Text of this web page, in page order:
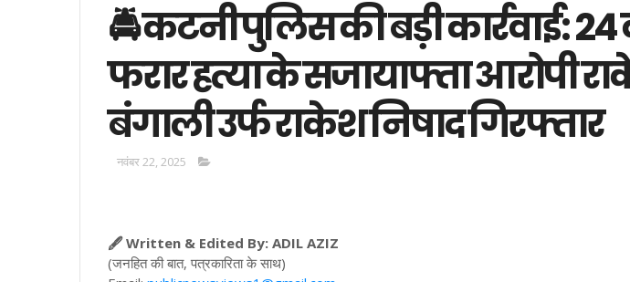
🚔 कटनी पुलिस की बड़ी कार्रवाई: 24
फरार हत्या के सजायाफ्ता आरोपी
बंगाली उर्फ राकेश निषाद गिरफ्तार
नवंबर 22, 2025
🖋️ Written & Edited By: ADIL AZIZ
(जनहित की बात, पत्रकारिता के साथ)